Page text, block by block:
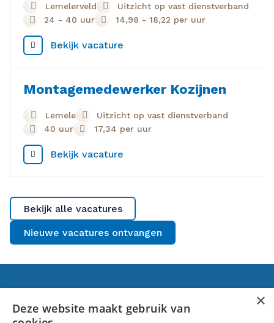
Lemelerveld
Uitzicht op vast dienstverband
24 - 40 uur
14,98 - 18,22 per uur
Bekijk vacature
Montagemedewerker Kozijnen
Lemele
Uitzicht op vast dienstverband
40 uur
17,34 per uur
Bekijk vacature
Bekijk alle vacatures
Nieuwe vacatures ontvangen
×
Deze website maakt gebruik van